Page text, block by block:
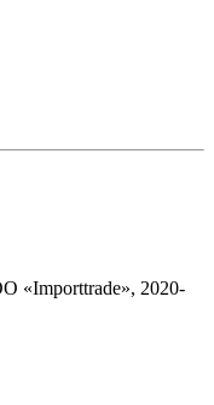
«Importtrade», 2020-